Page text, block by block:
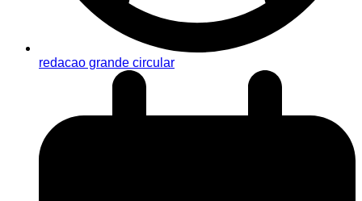
redacao grande circular